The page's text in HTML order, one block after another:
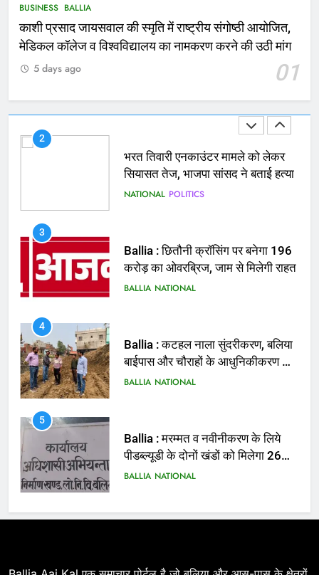
BUSINESS BALLIA
काशी प्रसाद जायसवाल की स्मृति में राष्ट्रीय संगोष्ठी आयोजित,
मेडिकल कॉलेज व विश्वविद्यालय का नामकरण करने की उठी मांग
01
5 days ago
2
भरत तिवारी एनकाउंटर मामले को लेकर
सियासत तेज, भाजपा सांसद ने बताई हत्या
NATIONAL POLITICS
3
Ballia : छितौनी क्रॉसिंग पर बनेगा 196
करोड़ का ओवरब्रिज, जाम से मिलेगी राहत
BALLIA NATIONAL
4
Ballia : कटहल नाला सुंदरीकरण, बलिया
बाईपास और चौराहों के आधुनिकीकरण की
तैयारी तेज
BALLIA NATIONAL
5
Ballia : मरम्मत व नवीनीकरण के लिये
पीडब्ल्यूडी के दोनों खंडों को मिलेगा 26
करोड़
BALLIA NATIONAL
6
Ballia : 110 फीट ऊंचे तिरंगे के सम्मान
में बलिया में निकला तिरंगा यात्रा
BALLIA NATIONAL
7
BALLIA NATIONAL